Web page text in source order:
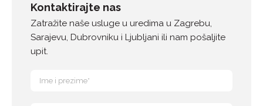
Kontaktirajte nas
Zatražite naše usluge u uredima u Zagrebu,
Sarajevu, Dubrovniku i Ljubljani ili nam pošaljite
upit.